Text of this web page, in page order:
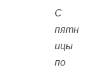
С
пятн
ицы
по